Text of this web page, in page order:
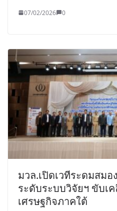
07/02/2026 0
มวล.เปิดเวทีระดมสม
ระดับระบบวิจัยฯ ขับเ
เศรษฐกิจภาคใต้